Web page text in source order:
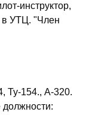
инструктор,
в УТЦ. "Член
Ту-154., А-320.